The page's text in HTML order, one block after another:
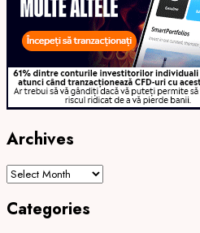
Archives
Archives
Categories